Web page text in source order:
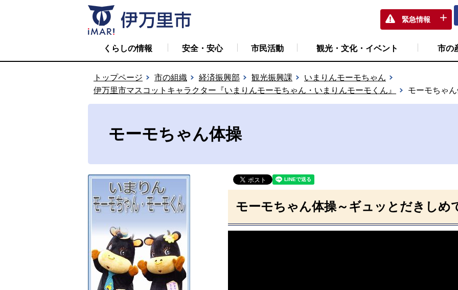
緊急情報
くらしの情報 安全・安心 市民活動 観光・文化・イベント 市の
トップページ 市の組織 経済振興部 観光振興課
いまりんモーモちゃん
伊万里市マスコットキャラクター『いまりんモーモちゃん・いまりんモーモくん』
モーモちゃ
モーモちゃん体操
モーモちゃん体操～ギュッとだきしめ